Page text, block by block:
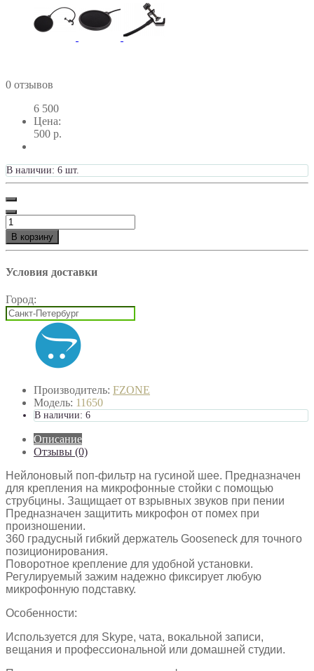
0 отзывов
6 500
Цена:
500 р.
В наличии: 6 шт.
В корзину
Условия доставки
Город:
Производитель: FZONE
Модель: 11650
В наличии: 6
Описание
Отзывы (0)
Нейлоновый поп-фильтр на гусиной шее. Предназначен
для крепления на микрофонные стойки с помощью
струбцины. Защищает от взрывных звуков при пении
Предназначен защитить микрофон от помех при
произношении.
360 градусный гибкий держатель Gooseneck для точного
позиционирования.
Поворотное крепление для удобной установки.
Регулируемый зажим надежно фиксирует любую
микрофонную подставку.
Особенности:
Используется для Skype, чата, вокальной записи,
вещания и профессиональной или домашней студии.